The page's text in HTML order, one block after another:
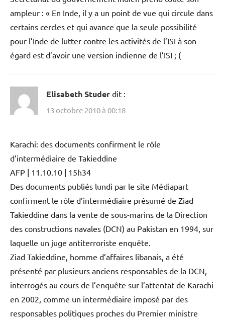
ampleur : « En Inde, il y a un point de vue qui circule dans
certains cercles et qui avance que la seule possibilité
pour l’Inde de lutter contre les activités de l’ISI à son
égard est d’avoir une version indienne de l’ISI ; (
Elisabeth Studer dit :
13 octobre 2010 à 00:18
Karachi: des documents confirment le rôle
d’intermédiaire de Takieddine
AFP | 11.10.10 | 15h34
Des documents publiés lundi par le site Médiapart
confirment le rôle d’intermédiaire présumé de Ziad
Takieddine dans la vente de sous-marins de la Direction
des constructions navales (DCN) au Pakistan en 1994, sur
laquelle un juge antiterroriste enquête.
Ziad Takieddine, homme d’affaires libanais, a été
présenté par plusieurs anciens responsables de la DCN,
interrogés au cours de l’enquête sur l’attentat de Karachi
en 2002, comme un intermédiaire imposé par des
responsables politiques proches du Premier ministre